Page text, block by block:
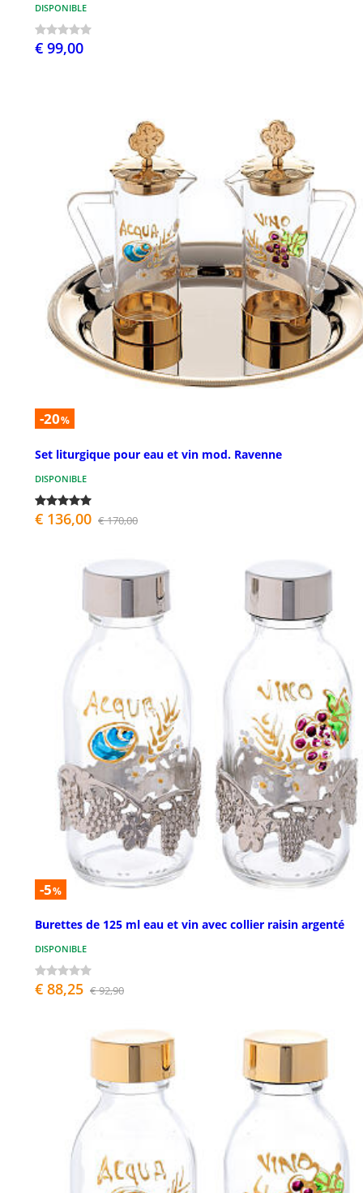
DISPONIBLE
€ 99,00
-20%
Set liturgique pour eau et vin mod. Ravenne
DISPONIBLE
€ 136,00 € 170,00
-5%
Burettes de 125 ml eau et vin avec collier raisin argenté
DISPONIBLE
€ 88,25 € 92,90